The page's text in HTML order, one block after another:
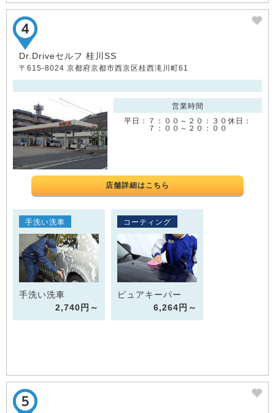
Dr.Driveセルフ 桂川SS
〒615-8024 京都府京都市西京区桂西滝川町61
営業時間
平日：７：００～２０：３０休日：
７：００～２０：００
店舗詳細はこちら
手洗い洗車
手洗い洗車
2,740円～
コーティング
ピュアキーパー
6,264円～